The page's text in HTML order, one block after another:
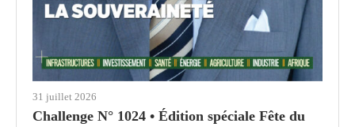
31 juillet 2026
Challenge N° 1024 • Édition spéciale Fête du